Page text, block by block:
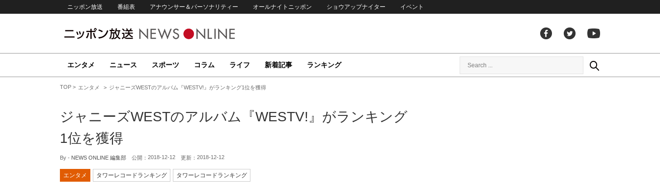
ニッポン放送 番組表 アナウンサー＆パーソナリティー オールナイトニッポン ショウアップナイター イベント
エンタメ ニュース スポーツ コラム ライフ 新着記事 ランキング
TOP エンタメ ジャニーズWESTのアルバム『WESTV!』がランキング1位を獲得
ジャニーズWESTのアルバム『WESTV!』がランキング
1位を獲得
By - NEWS ONLINE 編集部 公開： 2018-12-12 更新： 2018-12-12
エンタメ タワーレコードランキング タワーレコードランキング